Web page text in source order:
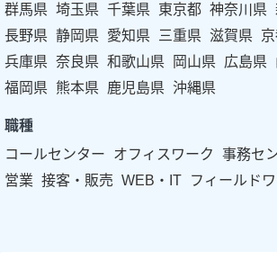
群馬県 埼玉県 千葉県 東京都 神奈川県
長野県 静岡県 愛知県 三重県 滋賀県
兵庫県 奈良県 和歌山県 岡山県 広島県
福岡県 熊本県 鹿児島県 沖縄県
職種
コールセンター
オフィスワーク 事務セ
営業 接客・販売 WEB・IT フィールド